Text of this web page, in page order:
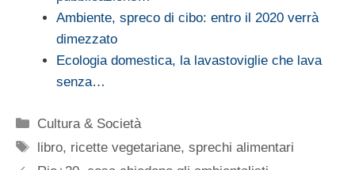
Ambiente, spreco di cibo: entro il 2020 verrà
dimezzato
Ecologia domestica, la lavastoviglie che lava
senza…
Categorie
Cultura & Società
Tag
libro, ricette vegetariane,sprechi alimentari